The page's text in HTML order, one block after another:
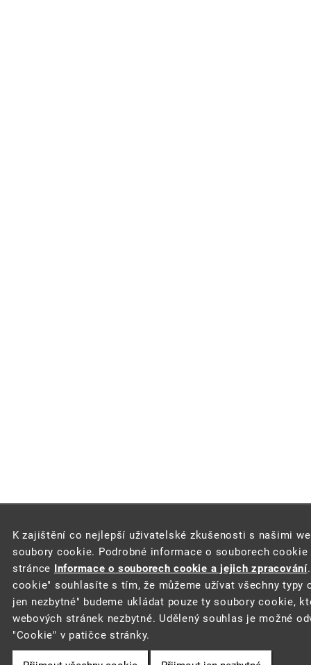
K zajištění co nejlepší uživatelské zkušenosti s našimi
soubory cookie. Podrobné informace o souborech
stránce Informace o souborech cookie a jejich zpracování
cookie" souhlasíte s tím, že můžeme užívat všechny
jen nezbytné" budeme ukládat pouze ty soubory cookie,
webových stránek nezbytné. Udělený souhlas je možné
"Cookie" v patičce stránky.